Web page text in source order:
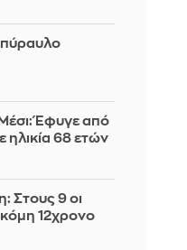
Έφυγε από
ηλικία 68 ετών
Στους 9 οι
12χρονο